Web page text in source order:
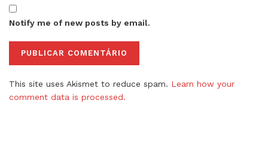
Notify me of new posts by email.
This site uses Akismet to reduce spam. Learn how your
comment data is processed.